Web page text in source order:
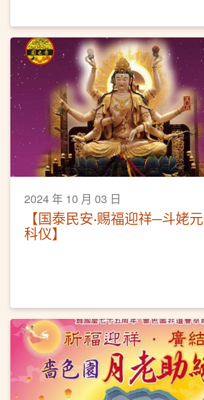
2024 年 10 月 03 日
【国泰民安‧赐福迎祥─斗姥
科仪】